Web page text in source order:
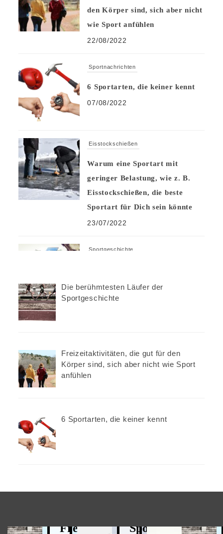
den Körper sind, sich aber nicht
wie Sport anfühlen
22/08/2022
Sportnachrichten
6 Sportarten, die keiner kennt
07/08/2022
Eisstockschießen
Warum eine Sportart mit
geringer Belastung, wie z. B.
Eisstockschießen, die beste
Sportart für Dich sein könnte
23/07/2022
Sportgeschichte
der Geschichte
05/07/2022
Sportgeschichte
03/09/2022
Die berühmtesten Läufer der
Sportgeschichte
Freizeitaktivitäten, die gut für den
Körper sind, sich aber nicht wie Sport
anfühlen
6 Sportarten, die keiner kennt
Freizeitaktivitäten,
Sportart